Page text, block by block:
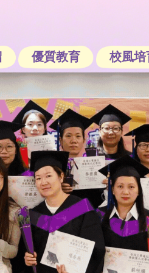
優質教育 校風培